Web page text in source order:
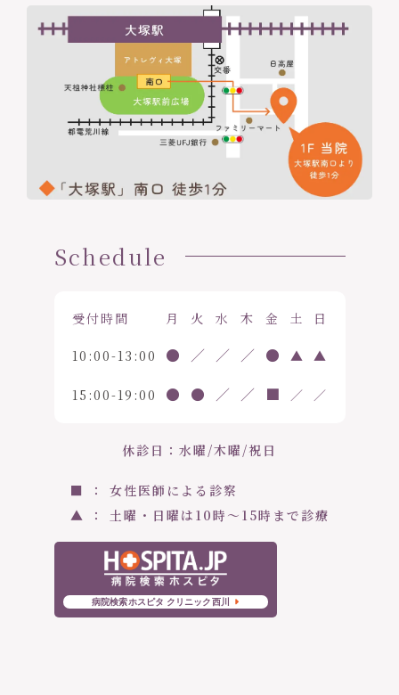
Schedule
受付時間 月 火 水 木 金 土 日
10:00-13:00 ● ／ ／ ／ ● ▲ ▲
15:00-19:00 ● ● ／ ／ ■ ／ ／
休診日：水曜/木曜/祝日
■ ： 女性医師による診察
▲ ： 土曜・日曜は10時〜15時まで診療
病院検索ホスピタ クリニック西川